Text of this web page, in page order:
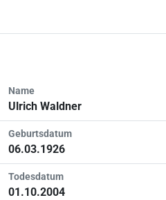
Name
Ulrich Waldner
Geburtsdatum
06.03.1926
Todesdatum
01.10.2004